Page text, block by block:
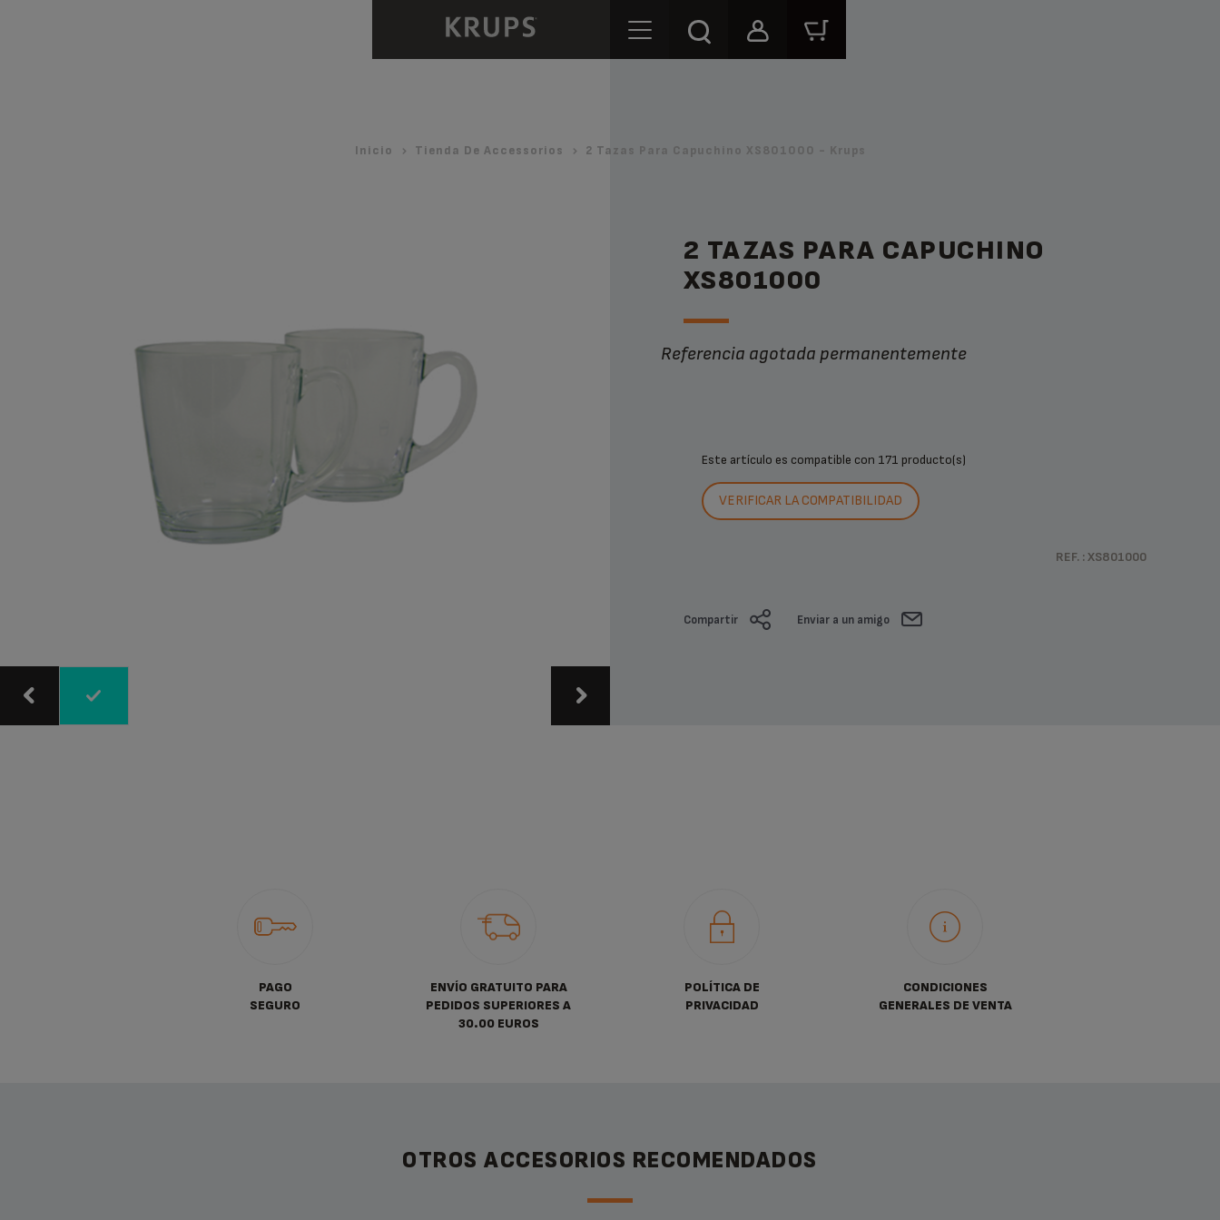
Inicio Tienda De Accessorios 2 Tazas Para Capuchino XS801000 - Krups
2 TAZAS PARA CAPUCHINO
XS801000
Referencia agotada permanentemente
Este artículo es compatible con 171 producto(s)
VERIFICAR LA COMPATIBILIDAD
REF. : XS801000
Compartir Enviar a un amigo
PAGO
SEGURO
ENVÍO GRATUITO PARA
PEDIDOS SUPERIORES A
30.00 EUROS
POLÍTICA DE
PRIVACIDAD
CONDICIONES
GENERALES DE VENTA
OTROS ACCESORIOS RECOMENDADOS